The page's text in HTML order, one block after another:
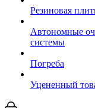
Резиновая
Автономные
системы
Погреба
Уцененный